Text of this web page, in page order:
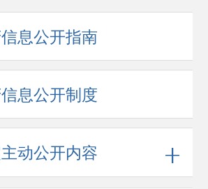
息公开指南
息公开制度
动公开内容